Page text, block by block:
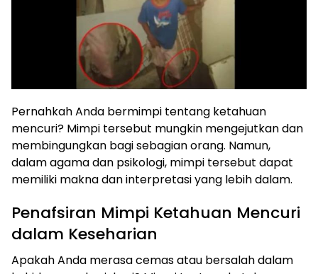
Pernahkah Anda bermimpi tentang ketahuan
mencuri? Mimpi tersebut mungkin mengejutkan dan
membingungkan bagi sebagian orang. Namun,
dalam agama dan psikologi, mimpi tersebut dapat
memiliki makna dan interpretasi yang lebih dalam.
Penafsiran Mimpi Ketahuan Mencuri
dalam Keseharian
Apakah Anda merasa cemas atau bersalah dalam